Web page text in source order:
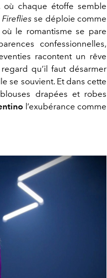
chaque étoffe semble
Fireflies se déploie comme
le romantisme se pare
confessionnelles,
racontent un rêve
qu’il faut désarmer
se souvient. Et dans cette
drapées et robes
l’exubérance comme